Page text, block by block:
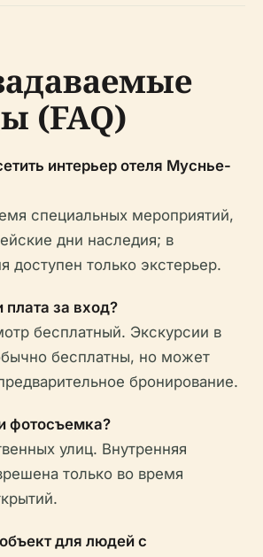
(FAQ)
интерьер отеля Муснье-
специальных мероприятий,
дни наследия; в
доступен только экстерьер.
плата за вход?
бесплатный. Экскурсии в
бесплатны, но может
бронирование.
фотосъемка?
улиц. Внутренняя
только во время
для людей с